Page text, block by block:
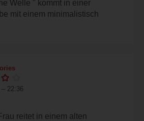
Welle " kommt in einer
mit einem minimalistisch
22:36
reitet in einem alten